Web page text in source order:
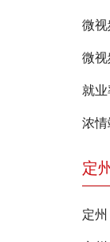
就
浓
定州
定